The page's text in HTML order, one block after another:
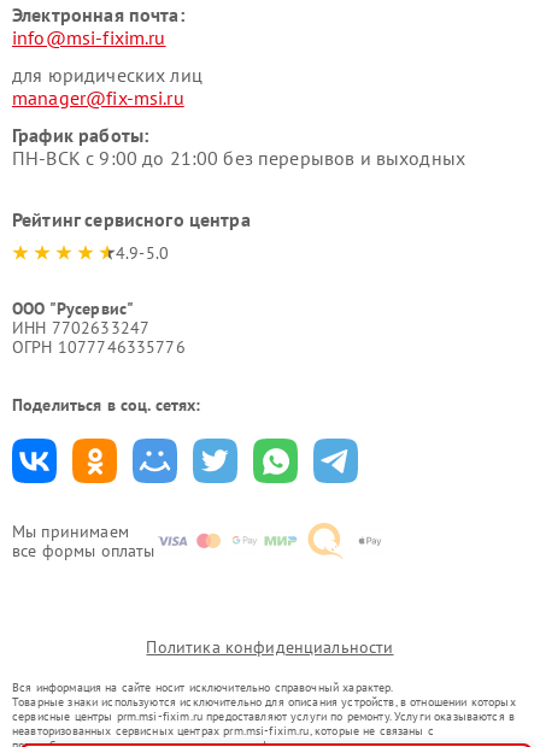
Мы принимаем
все формы оплаты
Электронная почта:
info@msi-fixim.ru
для юридических лиц
manager@fix-msi.ru
График работы:
ПН-ВСК с 9:00 до 21:00 без перерывов и выходных
Рейтинг сервисного центра
4.9-5.0
ООО "Русервис"
ИНН 7702633247
ОГРН 1077746335776
Поделиться в соц. сетях:
Политика конфиденциальности
Вся информация на сайте носит исключительно справочный характер.
Товарные знаки используются исключительно для описания устройств, в отношении которых
сервисные центры prm.msi-fixim.ru предоставляют услуги по ремонту. Услуги оказываются в
неавторизованных сервисных центрах prm.msi-fixim.ru, которые не связаны с